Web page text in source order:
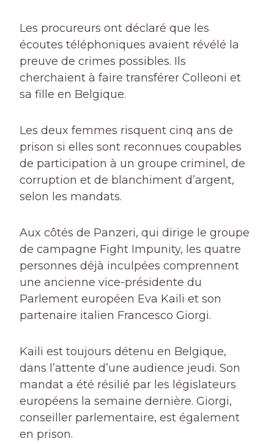
Les procureurs ont déclaré que les
écoutes téléphoniques avaient révélé la
preuve de crimes possibles. Ils
cherchaient à faire transférer Colleoni et
sa fille en Belgique.
Les deux femmes risquent cinq ans de
prison si elles sont reconnues coupables
de participation à un groupe criminel, de
corruption et de blanchiment d’argent,
selon les mandats.
Aux côtés de Panzeri, qui dirige le groupe
de campagne Fight Impunity, les quatre
personnes déjà inculpées comprennent
une ancienne vice-présidente du
Parlement européen Eva Kaili et son
partenaire italien Francesco Giorgi.
Kaili est toujours détenu en Belgique,
dans l’attente d’une audience jeudi. Son
mandat a été résilié par les législateurs
européens la semaine dernière. Giorgi,
conseiller parlementaire, est également
en prison.